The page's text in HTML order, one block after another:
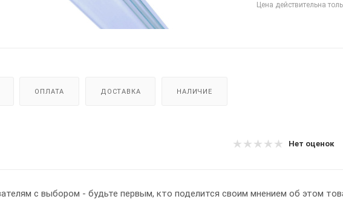
Цена действительна
ОПЛАТА ДОСТАВКА НАЛИЧИЕ
Нет оценок
с выбором - будьте первым, кто поделится своим мнением об этом